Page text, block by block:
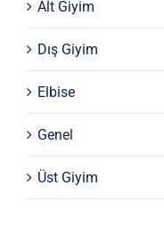
Alt Giyim
Dış Giyim
Elbise
Genel
Üst Giyim